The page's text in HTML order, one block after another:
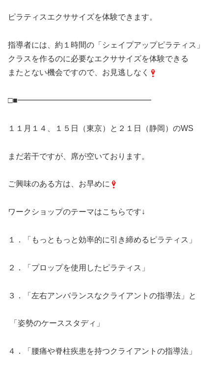
ピラティスエクササイズを体験できます。
指導者には、約１時間の「シェイプアップピラティス」
クラスを作るのに必要なエクササイズを体験できる
またとない機会ですので、お見逃しなく
□■━━━━━━━━━━━━━━━━━
１１月１４、１５日（東京）と２１日（静岡）のWS
まだ若干ですが、席が空いております。
ご興味のある方は、お早めに
ワークショップのテーマはこちらです↓
１．「もっともっと効率的に引き締めるピラティス」
２．「プロップを使用したピラティス」
３．「左右アンバランスなクライアントの指導法」と
「姿勢のケーススタディ」
４．「腰痛や脊柱疾患を持つクライアントの指導法」